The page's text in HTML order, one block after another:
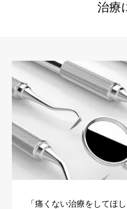
治療
「痛くない治療をしてほ